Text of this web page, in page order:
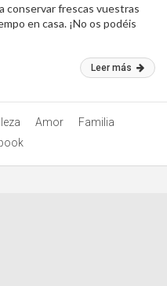
conservar frescas vuestras
en casa. ¡No os podéis
Leer más
Amor
Familia